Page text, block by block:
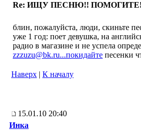
Re: ИЩУ ПЕСНЮ!! ПОМОГИТЕ!
блин, пожалуйста, люди, скиньте
уже 1 год: поет девушка, на
радио в магазине и не успела
zzzuzu@bk.ru...поки­дайте песенки
Наверх | К началу
15.01.10 20:40
Инка